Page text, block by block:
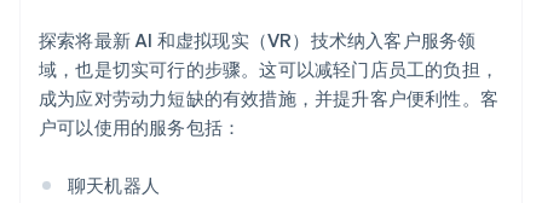
探索将最新 AI 和虚拟现实（VR）技术纳入客户服务领
域，也是切实可行的步骤。这可以减轻门店员工的负担，
成为应对劳动力短缺的有效措施，并提升客户便利性。客
户可以使用的服务包括：
聊天机器人